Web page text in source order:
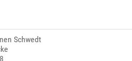
Schwedt